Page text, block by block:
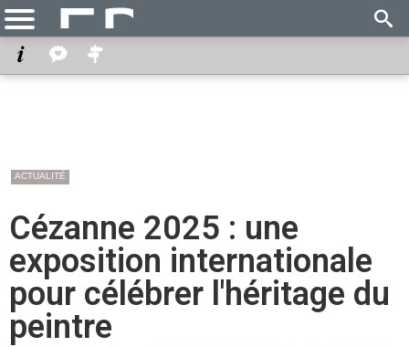
ACTUALITÉ
Cézanne 2025 : une
exposition internationale
pour célébrer l'héritage du
peintre